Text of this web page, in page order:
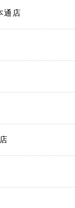
通店